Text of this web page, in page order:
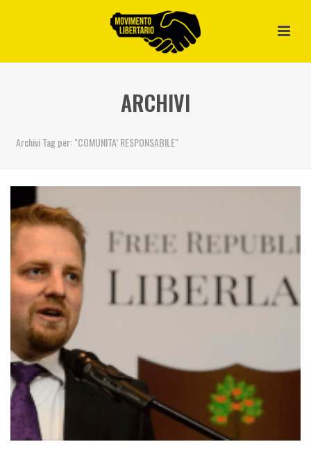
ARCHIVI
Archivi Tag per: "COMUNITA’ RESPONSABILE"